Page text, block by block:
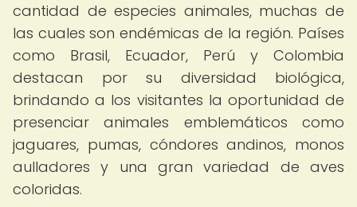
cantidad de especies animales, muchas de
las cuales son endémicas de la región. Países
como Brasil, Ecuador, Perú y Colombia
destacan por su diversidad biológica,
brindando a los visitantes la oportunidad de
presenciar animales emblemáticos como
jaguares, pumas, cóndores andinos, monos
aulladores y una gran variedad de aves
coloridas.